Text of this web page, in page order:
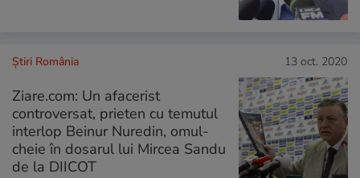
Știri România 13 oct. 2020
Ziare.com: Un afacerist
controversat, prieten cu temutul
interlop Beinur Nuredin, omul-
cheie în dosarul lui Mircea Sandu
de la DIICOT